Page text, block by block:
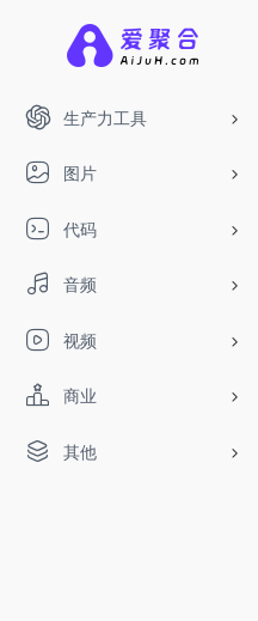
生产力工具
图片
代码
音频
视频
商业
其他